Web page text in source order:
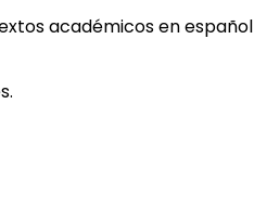
académicos en español